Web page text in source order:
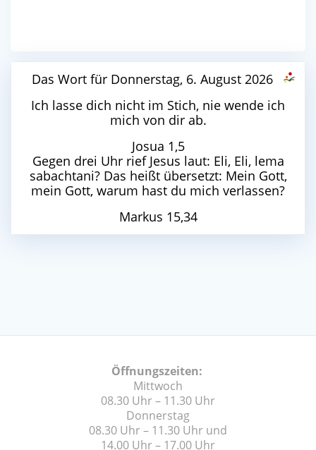
Das Wort für Donnerstag, 6. August 2026
Ich lasse dich nicht im Stich, nie wende ich
mich von dir ab.
Josua 1,5
Gegen drei Uhr rief Jesus laut: Eli, Eli, lema
sabachtani? Das heißt übersetzt: Mein Gott,
mein Gott, warum hast du mich verlassen?
Markus 15,34
Öffnungszeiten:
Mittwoch
08.30 Uhr – 11.30 Uhr
Donnerstag
08.30 Uhr – 11.30 Uhr und
14.00 Uhr – 17.00 Uhr